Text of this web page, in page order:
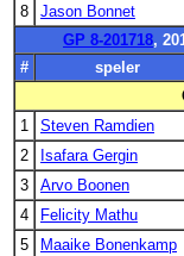
8
Jason Bonnet
GP 8-201718,
#
speler
1
Steven Ramdien
2
Isafara Gergin
3
Arvo Boonen
4
Felicity Mathu
5
Maaike Bonenkamp